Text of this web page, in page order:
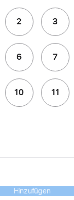
2 3
6 7
10 11
Hinzufügen